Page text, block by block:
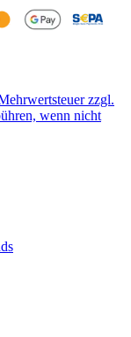
zzgl.
wenn nicht